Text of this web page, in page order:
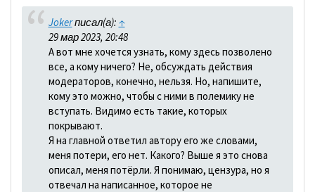
Jokerписал(а): ↑
29 мар 2023, 20:48
А вот мне хочется узнать, кому здесь позволено
все, а кому ничего? Не, обсуждать действия
модераторов, конечно, нельзя. Но, напишите,
кому это можно, чтобы с ними в полемику не
вступать. Видимо есть такие, которых
покрывают.
Я на главной ответил автору его же словами,
меня потери, его нет. Какого? Выше я это снова
описал, меня потёрли. Я понимаю, цензура, но я
отвечал на написанное, которое не